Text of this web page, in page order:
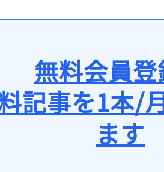
無料会員
記事を1本/
ます